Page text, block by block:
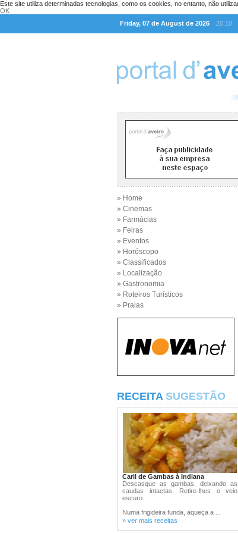
Este site utiliza determinadas tecnologias, como os cookies, no entanto, não
OK
Friday, 07 de August de 2026
20:10
» Home
» Cinemas
» Farmácias
» Feiras
» Eventos
» Horóscopo
» Classificados
» Localização
» Gastronomia
» Roteiros Turísticos
» Praias
RECEITA SUGESTÃO
Caril de Gambas à Indiana
Descasque as gambas, deixando as
caudas intactas. Retire-lhes o veio
escuro.
Numa frigideira funda, aqueça a ...
» ver mais receitas